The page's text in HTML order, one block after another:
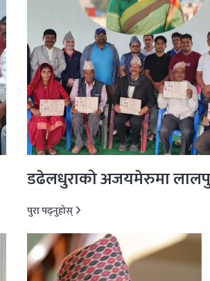
डढेलधुराको अजयमेरुमा
पुरा पढ्नुहोस्